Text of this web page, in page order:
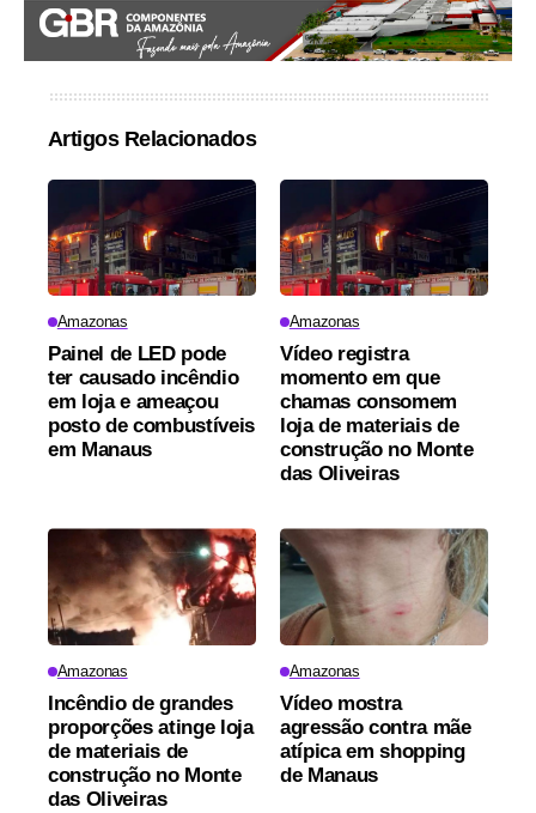
Artigos Relacionados
Amazonas
Painel de LED pode
ter causado incêndio
em loja e ameaçou
posto de combustíveis
em Manaus
Amazonas
Vídeo registra
momento em que
chamas consomem
loja de materiais de
construção no Monte
das Oliveiras
Amazonas
Incêndio de grandes
proporções atinge loja
de materiais de
construção no Monte
das Oliveiras
Amazonas
Vídeo mostra
agressão contra mãe
atípica em shopping
de Manaus